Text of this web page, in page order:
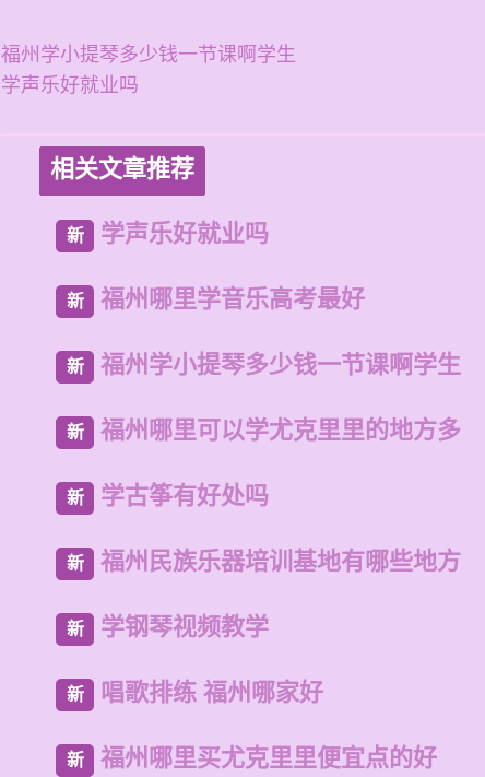
福州学小提琴多少钱一节课啊学生
学声乐好就业吗
相关文章推荐
新 学声乐好就业吗
新 福州哪里学音乐高考最好
新 福州学小提琴多少钱一节课啊学生
新 福州哪里可以学尤克里里的地方多
新 学古筝有好处吗
新 福州民族乐器培训基地有哪些地方
新 学钢琴视频教学
新 唱歌排练 福州哪家好
新 福州哪里买尤克里里便宜点的好